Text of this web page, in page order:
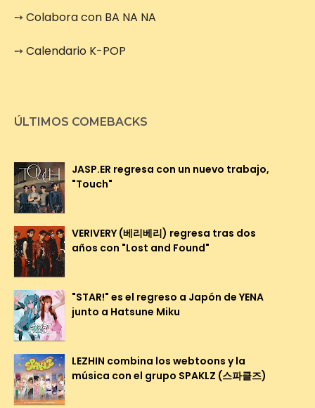
➙Colabora con BA NA NA
➙Calendario K-POP
ÚLTIMOS COMEBACKS
JASP.ER regresa con un nuevo trabajo,
"Touch"
VERIVERY (베리베리) regresa tras dos
años con "Lost and Found"
"STAR!" es el regreso a Japón de YENA
junto a Hatsune Miku
LEZHIN combina los webtoons y la
música con el grupo SPAKLZ (스파클즈)